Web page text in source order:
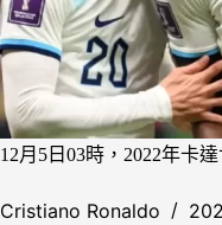
12月5日03時，2022年卡
Cristiano Ronaldo